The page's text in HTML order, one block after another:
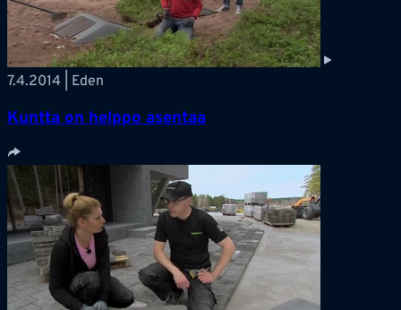
7.4.2014 | Eden
Kuntta on helppo asentaa